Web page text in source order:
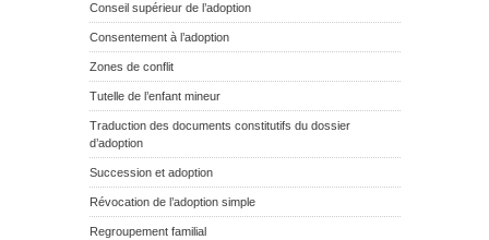
Conseil supérieur de l’adoption
Consentement à l’adoption
Zones de conflit
Tutelle de l’enfant mineur
Traduction des documents constitutifs du dossier
d’adoption
Succession et adoption
Révocation de l’adoption simple
Regroupement familial